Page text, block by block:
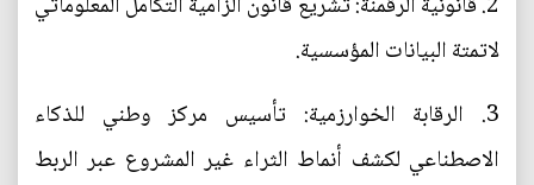
لاتمتة البيانات المؤسسية.
3. الرقابة الخوارزمية: تأسيس مركز وطني للذكاء
الاصطناعي لكشف أنماط الثراء غير المشروع عبر الربط